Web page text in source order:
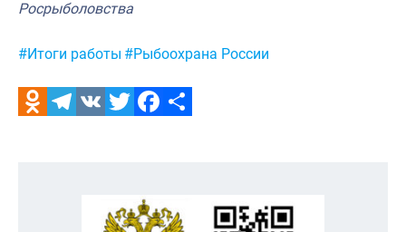
Росрыболовства
Метки:
#Итоги работы #Рыбоохрана России